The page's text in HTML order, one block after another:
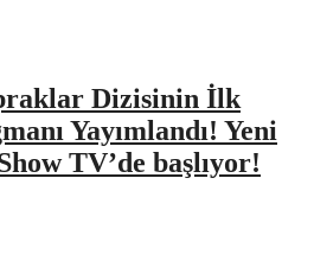
Dizisinin İlk
Yayımlandı! Yeni
TV’de başlıyor!